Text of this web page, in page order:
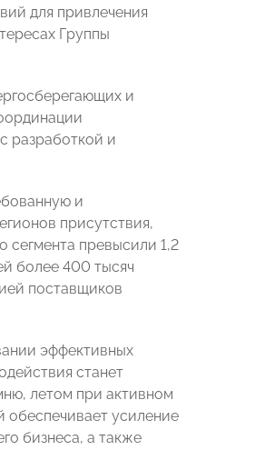
для привлечения
Группы
и
разработкой и
и
присутствия,
сегмента превысили 1,2
более 400 тысяч
поставщиков
эффективных
станет
летом при активном
обеспечивает усиление
бизнеса, а также